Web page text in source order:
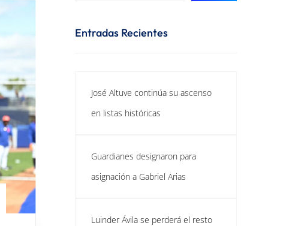
Entradas Recientes
José Altuve continúa su ascenso
en listas históricas
Guardianes designaron para
asignación a Gabriel Arias
Luinder Ávila se perderá el resto